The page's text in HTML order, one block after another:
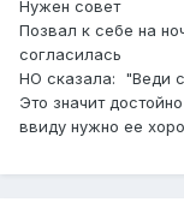
Нужен совет
Позвал к себе на
согласилась
НО сказала: "Веди
Это значит
ввиду нужно ее